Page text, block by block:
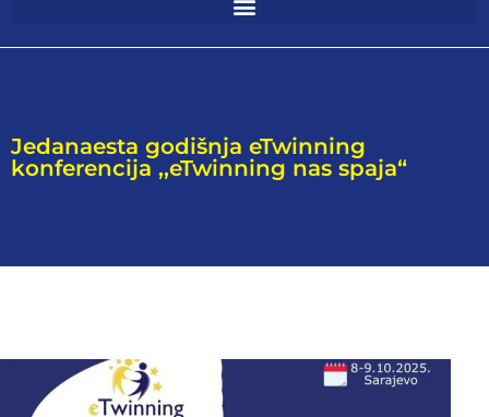
Jedanaesta godišnja eTwinning
konferencija ,,eTwinning nas spaja“